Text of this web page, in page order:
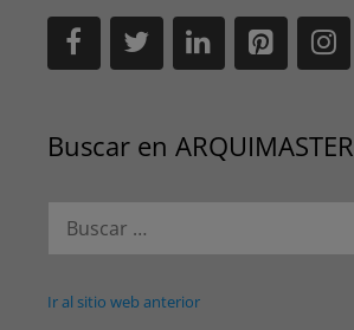
Buscar en ARQUIMASTER
Ir al sitio web anterior